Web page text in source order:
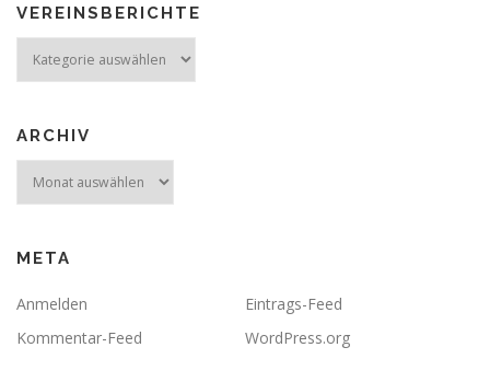
VEREINSBERICHTE
ARCHIV
META
Anmelden
Eintrags-Feed
Kommentar-Feed
WordPress.org